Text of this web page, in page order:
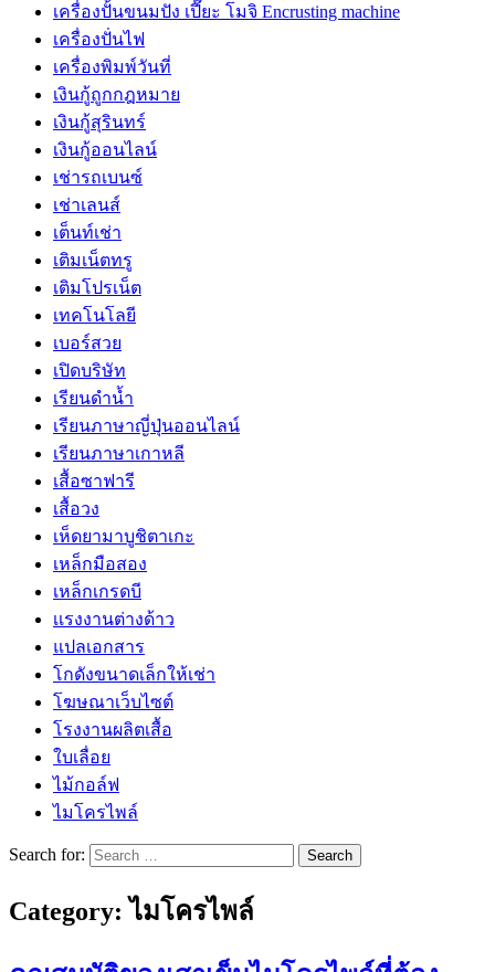
เครื่องปั้นขนมปัง เปี๊ยะ โมจิ Encrusting machine
เครื่องปั่นไฟ
เครื่องพิมพ์วันที่
เงินกู้ถูกกฎหมาย
เงินกู้สุรินทร์
เงินกู้ออนไลน์
เช่ารถเบนซ์
เช่าเลนส์
เต็นท์เช่า
เติมเน็ตทรู
เติมโปรเน็ต
เทคโนโลยี
เบอร์สวย
เปิดบริษัท
เรียนดำน้ำ
เรียนภาษาญี่ปุ่นออนไลน์
เรียนภาษาเกาหลี
เสื้อซาฟารี
เสื้อวง
เห็ดยามาบูชิตาเกะ
เหล็กมือสอง
เหล็กเกรดบี
เเรงงานต่างด้าว
แปลเอกสาร
โกดังขนาดเล็กให้เช่า
โฆษณาเว็บไซต์
โรงงานผลิตเสื้อ
ใบเลื่อย
ไม้กอล์ฟ
ไมโครไพล์
Search for:
Category:ไมโครไพล์